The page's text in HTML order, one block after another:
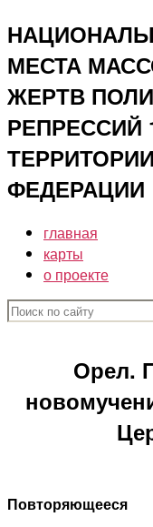
Перейти
к
содержимому
МЕСТА
ЖЕРТВ
РЕПРЕССИЙ
ФЕДЕРАЦИИ
главная
карты
о проекте
Орел.
Повторяющееся